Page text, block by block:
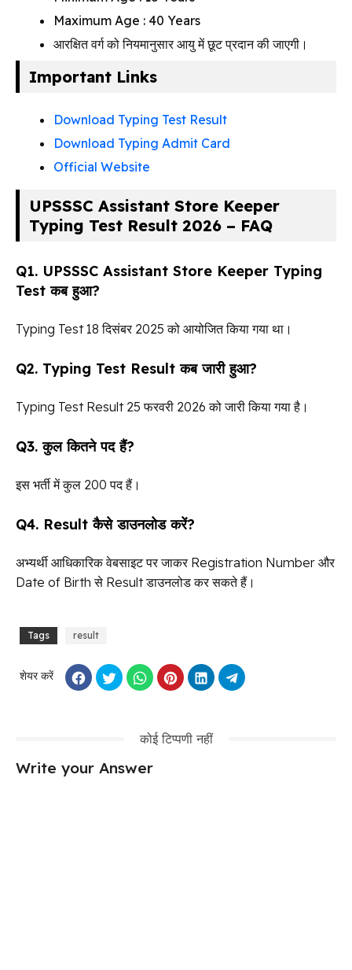
Maximum Age : 40 Years
आरक्षित वर्ग को नियमानुसार आयु में छूट प्रदान की जाएगी।
Important Links
Download Typing Test Result
Download Typing Admit Card
Official Website
UPSSSC Assistant Store Keeper
Typing Test Result 2026 – FAQ
Q1. UPSSSC Assistant Store Keeper Typing
Test कब हुआ?
Typing Test 18 दिसंबर 2025 को आयोजित किया गया था।
Q2. Typing Test Result कब जारी हुआ?
Typing Test Result 25 फरवरी 2026 को जारी किया गया है।
Q3. कुल कितने पद हैं?
इस भर्ती में कुल 200 पद हैं।
Q4. Result कैसे डाउनलोड करें?
अभ्यर्थी आधिकारिक वेबसाइट पर जाकर Registration Number और
Date of Birth से Result डाउनलोड कर सकते हैं।
Tags result
शेयर करें
कोई टिप्पणी नहीं
Write your Answer